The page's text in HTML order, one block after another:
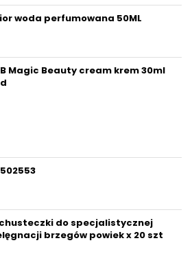
woda perfumowana 50ML
Magic Beauty cream krem 30ml
do specjalistycznej
brzegów powiek x 20 szt